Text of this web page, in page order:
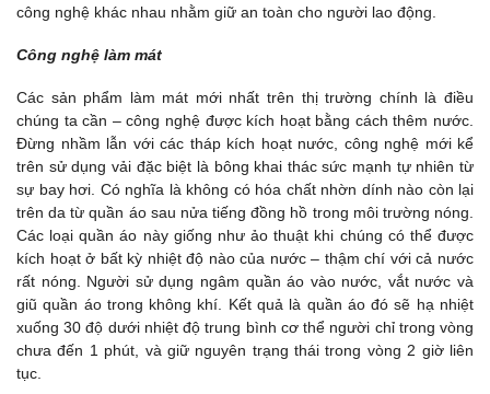
công nghệ khác nhau nhằm giữ an toàn cho người lao động.
Công nghệ làm mát
Các sản phẩm làm mát mới nhất trên thị trường chính là điều
chúng ta cần – công nghệ được kích hoạt bằng cách thêm nước.
Đừng nhầm lẫn với các tháp kích hoạt nước, công nghệ mới kể
trên sử dụng vải đặc biệt là bông khai thác sức mạnh tự nhiên từ
sự bay hơi. Có nghĩa là không có hóa chất nhờn dính nào còn lại
trên da từ quần áo sau nửa tiếng đồng hồ trong môi trường nóng.
Các loại quần áo này giống như ảo thuật khi chúng có thể được
kích hoạt ở bất kỳ nhiệt độ nào của nước – thậm chí với cả nước
rất nóng. Người sử dụng ngâm quần áo vào nước, vắt nước và
giũ quần áo trong không khí. Kết quả là quần áo đó sẽ hạ nhiệt
xuống 30 độ dưới nhiệt độ trung bình cơ thể người chỉ trong vòng
chưa đến 1 phút, và giữ nguyên trạng thái trong vòng 2 giờ liên
tục.